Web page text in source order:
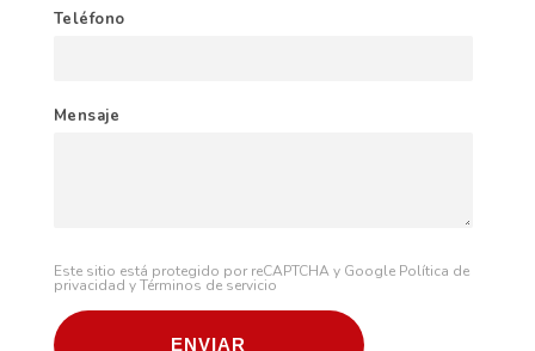
Teléfono
Mensaje
Este sitio está protegido por reCAPTCHA y Google Política de
privacidad yTérminos de servicio